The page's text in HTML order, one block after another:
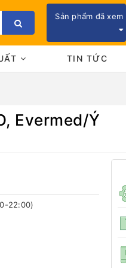
Sản phẩm đã xem
TIN TỨC
Evermed/Ý
22:00)